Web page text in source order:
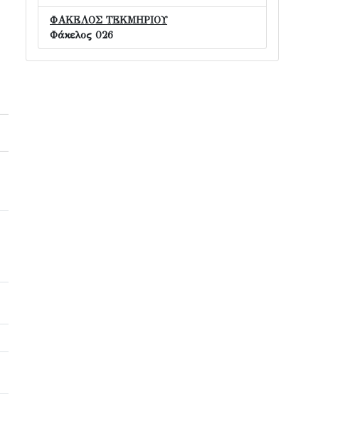
ΦΑΚΕΛΟΣ ΤΕΚΜΗΡΙΟΥ
Φάκελος 026